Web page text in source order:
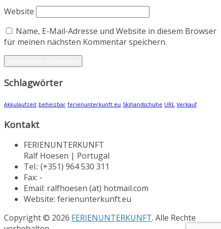
Website
Name, E-Mail-Adresse und Website in diesem Browser
für meinen nächsten Kommentar speichern.
Schlagwörter
Akkulaufzeit beheizbar ferienunterkunft.eu Skihandschuhe URL Verkauf
Kontakt
FERIENUNTERKUNFT
Ralf Hoesen | Portugal
Tel.: (+351) 964 530 311
Fax: -
Email: ralfhoesen (at) hotmail.com
Website: ferienunterkunft.eu
Copyright © 2026 FERIENUNTERKUNFT. Alle Rechte